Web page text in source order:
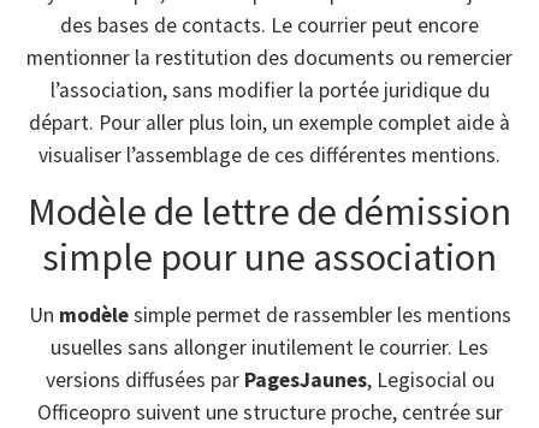
des bases de contacts. Le courrier peut encore
mentionner la restitution des documents ou remercier
l’association, sans modifier la portée juridique du
départ. Pour aller plus loin, un exemple complet aide à
visualiser l’assemblage de ces différentes mentions.
Modèle de lettre de démission
simple pour une association
Un modèlesimple permet de rassembler les mentions
usuelles sans allonger inutilement le courrier. Les
versions diffusées par PagesJaunes, Legisocial ou
Officeopro suivent une structure proche, centrée sur